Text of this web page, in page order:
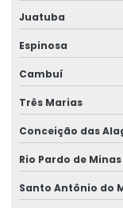
Juatuba
Espinosa
Cambuí
Três Marias
Conceição das
Rio Pardo de Minas
Santo Antônio do